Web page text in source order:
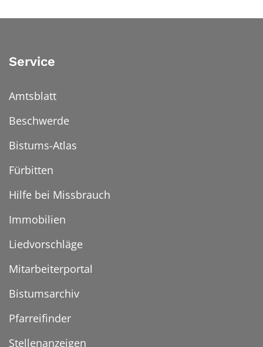
Service
Amtsblatt
Beschwerde
Bistums-Atlas
Fürbitten
Hilfe bei Missbrauch
Immobilien
Liedvorschläge
Mitarbeiterportal
Bistumsarchiv
Pfarreifinder
Stellenanzeigen